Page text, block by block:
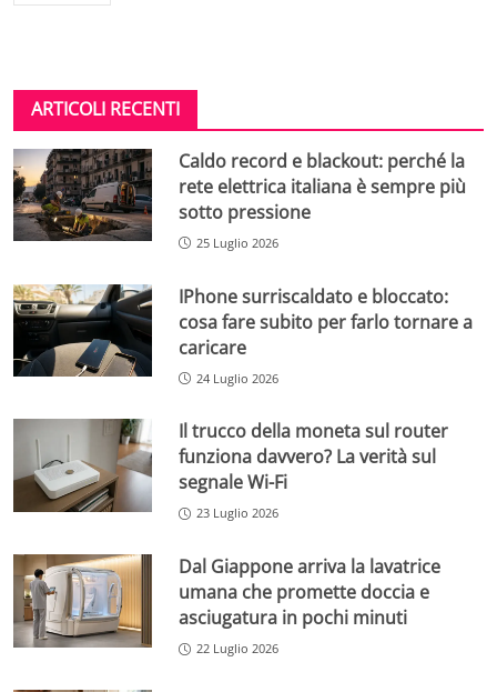
ARTICOLI RECENTI
Caldo record e blackout: perché la
rete elettrica italiana è sempre più
sotto pressione
25 Luglio 2026
IPhone surriscaldato e bloccato:
cosa fare subito per farlo tornare a
caricare
24 Luglio 2026
Il trucco della moneta sul router
funziona davvero? La verità sul
segnale Wi-Fi
23 Luglio 2026
Dal Giappone arriva la lavatrice
umana che promette doccia e
asciugatura in pochi minuti
22 Luglio 2026